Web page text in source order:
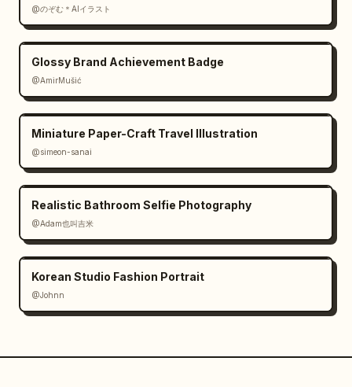
@のぞむ＊AIイラスト
Glossy Brand Achievement Badge
@AmirMušić
Miniature Paper-Craft Travel Illustration
@simeon-sanai
Realistic Bathroom Selfie Photography
@Adam也叫吉米
Korean Studio Fashion Portrait
@Johnn